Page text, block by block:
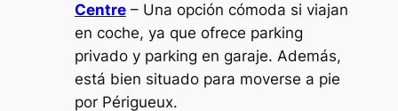
Centre– Una opción cómoda si viajan
en coche, ya que ofrece parking
privado y parking en garaje. Además,
está bien situado para moverse a pie
por Périgueux.